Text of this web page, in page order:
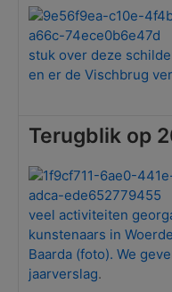
stuk over deze
en er de Vischbrug
Terugblik op
veel activiteiten
kunstenaars in
Baarda (foto). We
jaarverslag.